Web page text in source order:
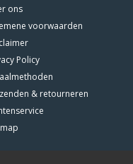
ons
voorwaarden
Policy
& retourneren